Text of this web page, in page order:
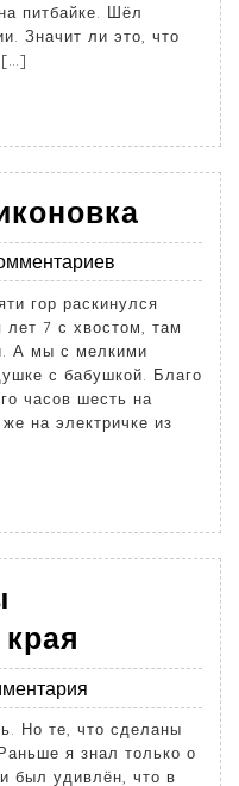
питбайке. Шёл
Значит ли это, что
[…]
гор раскинулся
лет 7 с хвостом, там
А мы с мелкими
с бабушкой. Благо
часов шесть на
на электричке из
Но те, что сделаны
я знал только о
был удивлён, что в